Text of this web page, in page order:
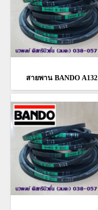
สายพาน BANDO A132